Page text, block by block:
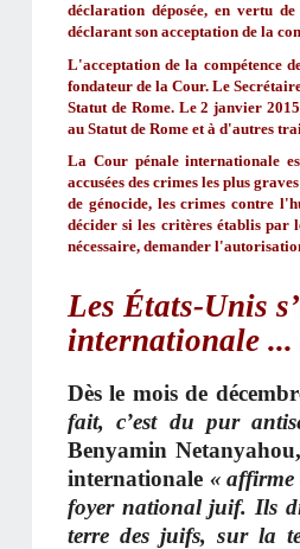
déclaration déposée, en vertu
déclarant son acceptation de la
L'acceptation de la compétence
fondateur de la Cour. Le
Statut de Rome. Le 2 janvier
au Statut de Rome et à d'autres
La Cour pénale internationale
accusées des crimes les plus
de génocide, les crimes contre
décider si les critères établis par
nécessaire, demander
Les États-Unis
internationale ...
Dès le mois de
fait, c’est du pur
Benyamin
internationale « affirme
foyer national juif. Ils
terre des juifs, sur la